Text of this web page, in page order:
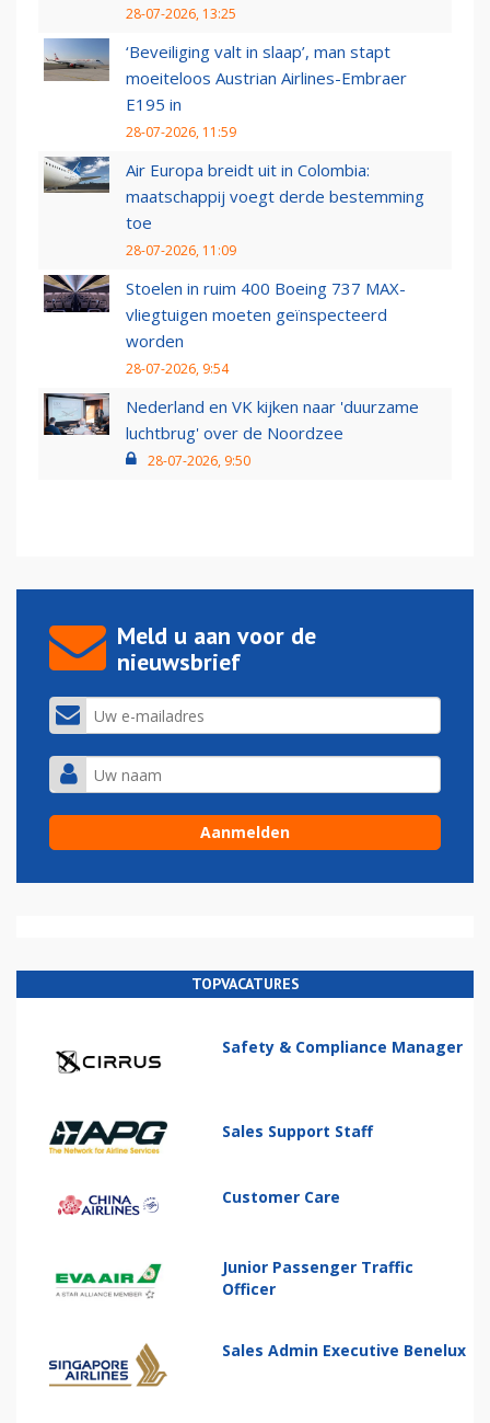
28-07-2026, 13:25
‘Beveiliging valt in slaap’, man stapt
moeiteloos Austrian Airlines-Embraer
E195 in
28-07-2026, 11:59
Air Europa breidt uit in Colombia:
maatschappij voegt derde bestemming
toe
28-07-2026, 11:09
Stoelen in ruim 400 Boeing 737 MAX-
vliegtuigen moeten geïnspecteerd
worden
28-07-2026, 9:54
Nederland en VK kijken naar 'duurzame
luchtbrug' over de Noordzee
28-07-2026, 9:50
Meld u aan voor de
nieuwsbrief
TOPVACATURES
Safety & Compliance Manager
Sales Support Staff
Customer Care
Junior Passenger Traffic
Officer
Sales Admin Executive Benelux